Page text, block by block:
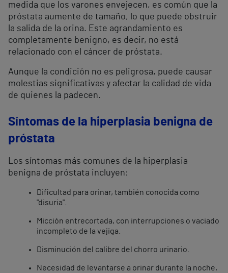
medida que los varones envejecen, es común que la
próstata aumente de tamaño, lo que puede obstruir
la salida de la orina. Este agrandamiento es
completamente benigno, es decir, no está
relacionado con el cáncer de próstata.
Aunque la condición no es peligrosa, puede causar
molestias significativas y afectar la calidad de vida
de quienes la padecen.
Síntomas de la hiperplasia benigna de
próstata
Los síntomas más comunes de la hiperplasia
benigna de próstata incluyen:
Dificultad para orinar, también conocida como
"disuria".
Micción entrecortada, con interrupciones o vaciado
incompleto de la vejiga.
Disminución del calibre del chorro urinario.
Necesidad de levantarse a orinar durante la noche,